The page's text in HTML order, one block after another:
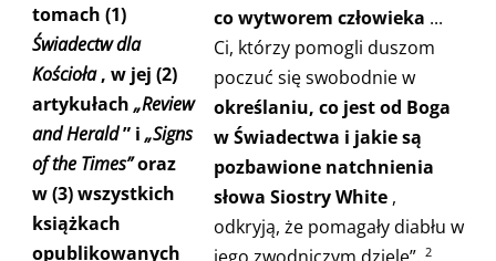
tomach (1)
Świadectw dla
Kościoła, w jej (2)
artykułach „Review
and Herald” i „Signs
of the Times”oraz
w (3) wszystkich
książkach
opublikowanych
co wytworem człowieka ...
Ci, którzy pomogli duszom
poczuć się swobodnie w
określaniu, co jest od Boga
w Świadectwa i jakie są
pozbawione natchnienia
słowa Siostry White,
odkryją, że pomagały diabłu w
2